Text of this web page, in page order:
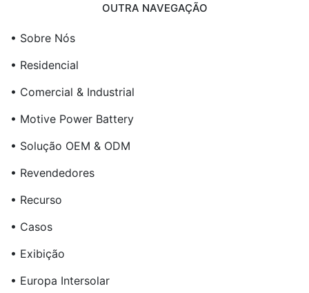
OUTRA NAVEGAÇÃO
• Sobre Nós
• Residencial
• Comercial & Industrial
• Motive Power Battery
• Solução OEM & ODM
• Revendedores
• Recurso
• Casos
• Exibição
• Europa Intersolar